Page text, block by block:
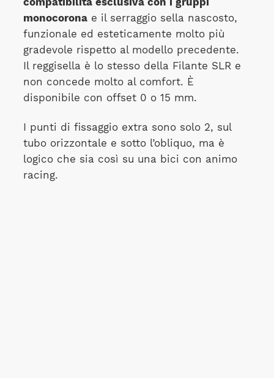
monocoronae il serraggio sella nascosto,
funzionale ed esteticamente molto più
gradevole rispetto al modello precedente.
Il reggisella è lo stesso della Filante SLR e
non concede molto al comfort. È
disponibile con offset 0 o 15 mm.
I punti di fissaggio extra sono solo 2, sul
tubo orizzontale e sotto l’obliquo, ma è
logico che sia così su una bici con animo
racing.